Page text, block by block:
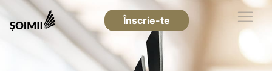
Înscrie-te